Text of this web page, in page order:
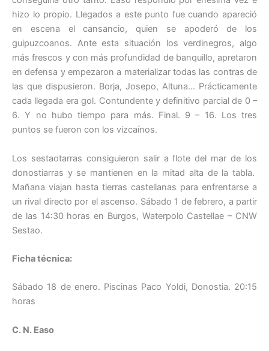
hizo lo propio. Llegados a este punto fue cuando apareció
en escena el cansancio, quien se apoderó de los
guipuzcoanos. Ante esta situación los verdinegros, algo
más frescos y con más profundidad de banquillo, apretaron
en defensa y empezaron a materializar todas las contras de
las que dispusieron. Borja, Josepo, Altuna… Prácticamente
cada llegada era gol. Contundente y definitivo parcial de 0 –
6. Y no hubo tiempo para más. Final. 9 – 16. Los tres
puntos se fueron con los vizcaínos.
Los sestaotarras consiguieron salir a flote del mar de los
donostiarras y se mantienen en la mitad alta de la tabla.
Mañana viajan hasta tierras castellanas para enfrentarse a
un rival directo por el ascenso. Sábado 1 de febrero, a partir
de las 14:30 horas en Burgos, Waterpolo Castellae – CNW
Sestao.
Ficha técnica:
Sábado 18 de enero. Piscinas Paco Yoldi, Donostia. 20:15
horas
C. N. Easo